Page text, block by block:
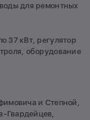
для ремонтных
37 кВт, регулятор
оборудование
и Степной,
Гвардейцев,